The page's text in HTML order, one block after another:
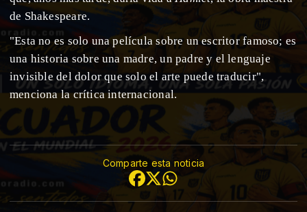
de Shakespeare.
"Esta no es solo una película sobre un escritor famoso; es
una historia sobre una madre, un padre y el lenguaje
invisible del dolor que solo el arte puede traducir",
menciona la crítica internacional.
Comparte esta noticia